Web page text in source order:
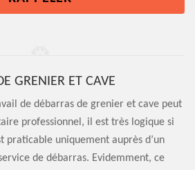
GRENIER ET CAVE
de débarras de grenier et cave peut
professionnel, il est très logique si
praticable uniquement auprès d’un
de débarras. Evidemment, ce